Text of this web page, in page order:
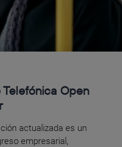
Open
actualizada es un
empresarial,